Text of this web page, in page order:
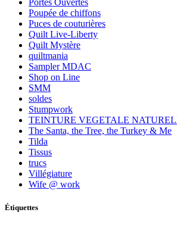
Portes Ouvertes
Poupée de chiffons
Puces de couturières
Quilt Live-Liberty
Quilt Mystère
quiltmania
Sampler MDAC
Shop on Line
SMM
soldes
Stumpwork
TEINTURE VEGETALE
The Santa, the Tree, the Turkey & Me
Tilda
Tissus
trucs
Villégiature
Wife @ work
Étiquettes